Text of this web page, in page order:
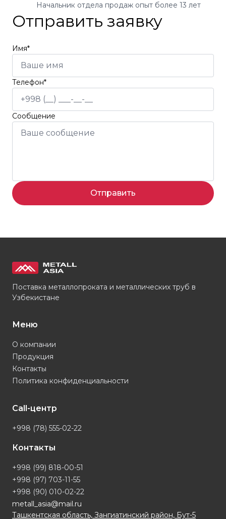
Начальник отдела продаж опыт более 13 лет
Отправить заявку
Имя*
Телефон*
Сообщение
Отправить
Поставка металлопроката и металлических труб в
Узбекистане
Меню
О компании
Продукция
Контакты
Политика конфиденциальности
Call-центр
+998 (78) 555-02-22
Контакты
+998 (99) 818-00-51
+998 (97) 703-11-55
+998 (90) 010-02-22
metall_asia@mail.ru
Ташкентская область, Зангиатинский район, Бут-5